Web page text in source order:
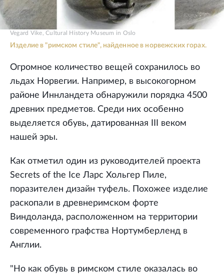
Vegard Vike, Cultural History Museum in Oslo
Изделие в "римском стиле", найденное в норвежских горах.
Огромное количество вещей сохранилось во
льдах Норвегии. Например, в высокогорном
районе Иннландета обнаружили порядка 4500
древних предметов. Среди них особенно
выделяется обувь, датированная III веком
нашей эры.
Как отметил один из руководителей проекта
Secrets of the Ice Ларс Хольгер Пиле,
поразителен дизайн туфель. Похожее изделие
раскопали в древнеримском форте
Виндоланда, расположенном на территории
современного графства Нортумберленд в
Англии.
"Но как обувь в римском стиле оказалась во